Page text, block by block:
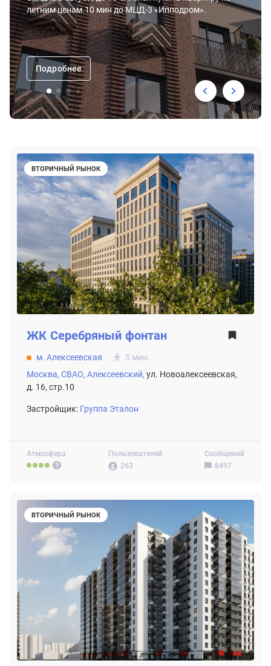
летним ценам.10 мин до МЦД-3 «Ипподром».
Подробнее
ВТОРИЧНЫЙ РЫНОК
Атмосфера
Пользователей
263
Сообщений
8497
ЖК Серебряный фонтан
м. Алексеевская
5 мин.
Москва, СВАО, Алексеевский, ул. Новоалексеевская,
д. 16, стр.10
Застройщик: Группа Эталон
ВТОРИЧНЫЙ РЫНОК